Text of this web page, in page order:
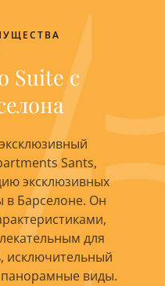
Suite с
Sants,
эксклюзивных
в Барселоне. Он
для
исключительный
виды.